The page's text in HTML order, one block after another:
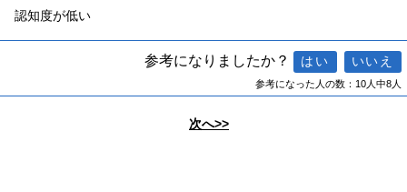
認知度が低い
参考になりましたか？
参考になった人の数：10人中8人
次へ>>